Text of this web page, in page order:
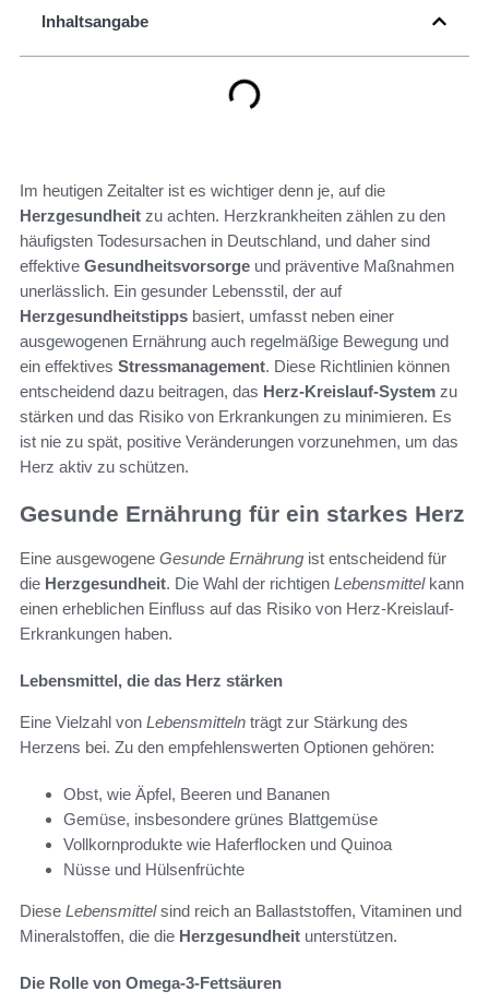
Inhaltsangabe
Im heutigen Zeitalter ist es wichtiger denn je, auf die
Herzgesundheit zu achten. Herzkrankheiten zählen zu den
häufigsten Todesursachen in Deutschland, und daher sind
effektive Gesundheitsvorsorge und präventive Maßnahmen
unerlässlich. Ein gesunder Lebensstil, der auf
Herzgesundheitstipps basiert, umfasst neben einer
ausgewogenen Ernährung auch regelmäßige Bewegung und
ein effektives Stressmanagement. Diese Richtlinien können
entscheidend dazu beitragen, das Herz-Kreislauf-System zu
stärken und das Risiko von Erkrankungen zu minimieren. Es
ist nie zu spät, positive Veränderungen vorzunehmen, um das
Herz aktiv zu schützen.
Gesunde Ernährung für ein starkes Herz
Eine ausgewogene Gesunde Ernährung ist entscheidend für
die Herzgesundheit. Die Wahl der richtigen Lebensmittelkann
einen erheblichen Einfluss auf das Risiko von Herz-Kreislauf-
Erkrankungen haben.
Lebensmittel, die das Herz stärken
Eine Vielzahl von Lebensmitteln trägt zur Stärkung des
Herzens bei. Zu den empfehlenswerten Optionen gehören:
Obst, wie Äpfel, Beeren und Bananen
Gemüse, insbesondere grünes Blattgemüse
Vollkornprodukte wie Haferflocken und Quinoa
Nüsse und Hülsenfrüchte
Diese Lebensmittelsind reich an Ballaststoffen, Vitaminen und
Mineralstoffen, die die Herzgesundheit unterstützen.
Die Rolle von Omega-3-Fettsäuren